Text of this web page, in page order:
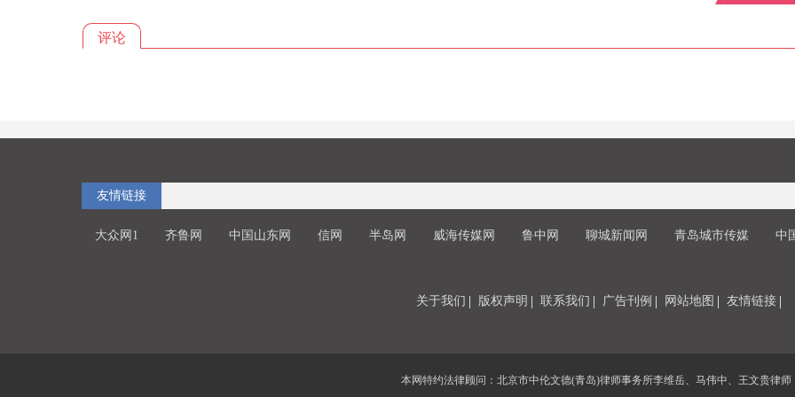
评论
友情链接
大众网1 齐鲁网 中国山东网 信网 半岛网 威海传媒网 鲁中网 聊城新闻网 青岛城市传媒 中
关于我们 版权声明 联系我们 广告刊例 网站地图 友情链接
本网特约法律顾问：北京市中伦文德(青岛)律师事务所李维岳、马伟中、王文贵律师